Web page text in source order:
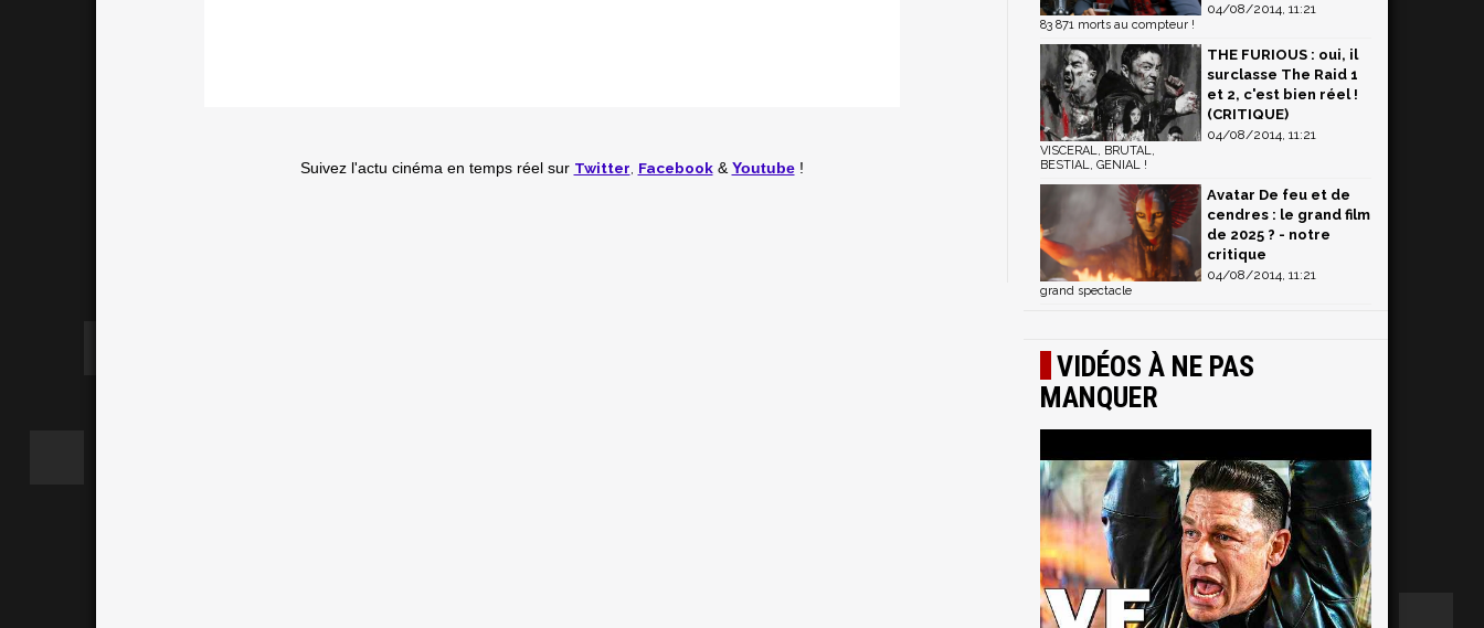
Suivez l'actu cinéma en temps réel sur Twitter Facebook& Youtube!
04/08/2014, 11:21
83 871 morts au compteur !
THE FURIOUS : oui, il
surclasse The Raid 1
et 2, c'est bien réel !
(CRITIQUE)
04/08/2014, 11:21
VISCERAL, BRUTAL,
BESTIAL, GENIAL !
Avatar De feu et de
cendres : le grand film
de 2025 ? - notre
critique
04/08/2014, 11:21
grand spectacle
VIDÉOS À NE PAS
MANQUER